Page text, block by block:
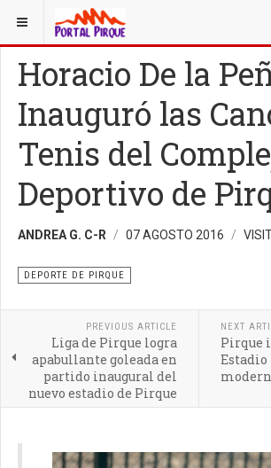
ESTÁ AQUÍ: DEPORTE
Horacio De la
Inauguró las
Tenis del
Deportivo de
ANDREA G. C-R 07 AGOSTO 2016
DEPORTE DE PIRQUE
PREVIOUS ARTICLE
Liga de Pirque logra
apabullante goleada en
partido inaugural del
nuevo estadio de Pirque
NEXT
Pirque